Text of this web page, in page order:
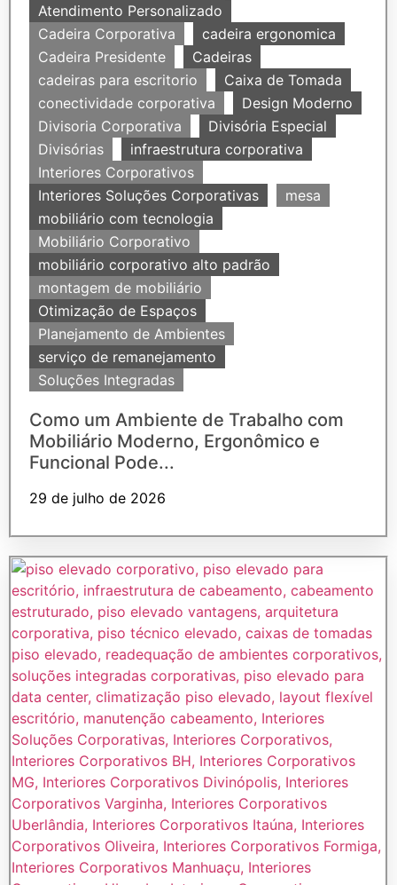
Atendimento Personalizado
Cadeira Corporativa
cadeira ergonomica
Cadeira Presidente
Cadeiras
cadeiras para escritorio
Caixa de Tomada
conectividade corporativa
Design Moderno
Divisoria Corporativa
Divisória Especial
Divisórias
infraestrutura corporativa
Interiores Corporativos
Interiores Soluções Corporativas
mesa
mobiliário com tecnologia
Mobiliário Corporativo
mobiliário corporativo alto padrão
montagem de mobiliário
Otimização de Espaços
Planejamento de Ambientes
serviço de remanejamento
Soluções Integradas
Como um Ambiente de Trabalho com
Mobiliário Moderno, Ergonômico e
Funcional Pode...
29 de julho de 2026